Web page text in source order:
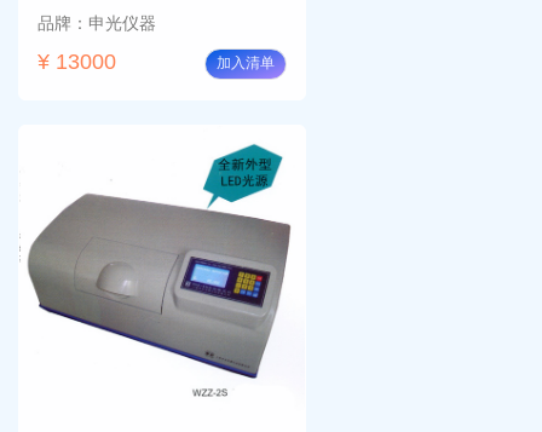
品牌：申光仪器
¥ 13000 加入清单